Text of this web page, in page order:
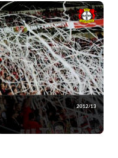
2012/13